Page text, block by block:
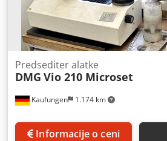
Kaufungen 1.174 km
Predsediter alatke
DMG Vio 210 Microset
Informacije o ceni